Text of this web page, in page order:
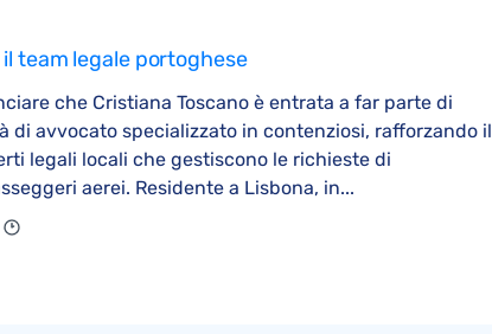
team legale portoghese
che Cristiana Toscano è entrata a far parte di
di avvocato specializzato in contenziosi, rafforzando il
legali locali che gestiscono le richieste di
aerei. Residente a Lisbona, in...